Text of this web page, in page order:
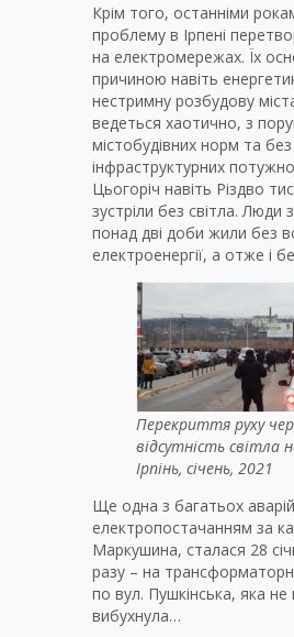
Крім того, останніми
проблему в Ірпені
на електромережах. Їх
причиною навіть
нестримну розбудову
ведеться хаотично, з
містобудівних норм та
інфраструктурних
Цьогоріч навіть Різдво
зустріли без світла. Люди
понад дві доби жили без
електроенергії, а отже і
Перекриття руху
відсутність світла
Ірпінь, січень, 2021
Ще одна з багатьох
електропостачанням за
Маркушина, сталася 28
разу – на
по вул. Пушкінська, яка не
вибухнула…